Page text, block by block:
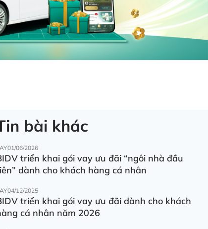
bài khác
01/06/2026
triển khai gói vay ưu đãi “ngôi nhà đầu
dành cho khách hàng cá nhân
04/12/2025
triển khai gói vay ưu đãi dành cho khách
cá nhân năm 2026